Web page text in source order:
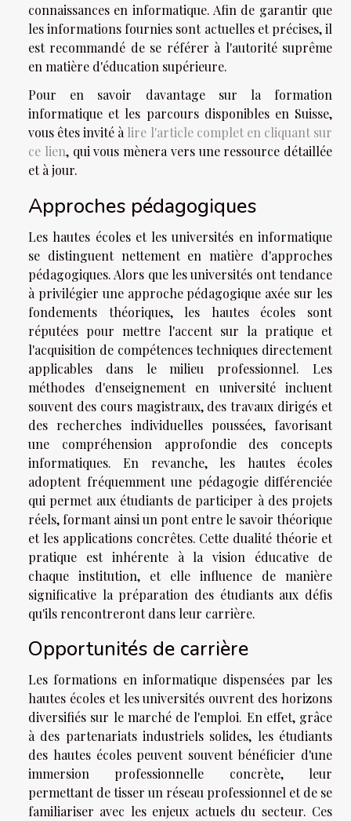
connaissances en informatique. Afin de garantir que
les informations fournies sont actuelles et précises, il
est recommandé de se référer à l'autorité suprême
en matière d'éducation supérieure.
Pour en savoir davantage sur la formation
informatique et les parcours disponibles en Suisse,
vous êtes invité à lire l'article complet en cliquant sur
ce lien, qui vous mènera vers une ressource détaillée
et à jour.
Approches pédagogiques
Les hautes écoles et les universités en informatique
se distinguent nettement en matière d'approches
pédagogiques. Alors que les universités ont tendance
à privilégier une approche pédagogique axée sur les
fondements théoriques, les hautes écoles sont
réputées pour mettre l'accent sur la pratique et
l'acquisition de compétences techniques directement
applicables dans le milieu professionnel. Les
méthodes d'enseignement en université incluent
souvent des cours magistraux, des travaux dirigés et
des recherches individuelles poussées, favorisant
une compréhension approfondie des concepts
informatiques. En revanche, les hautes écoles
adoptent fréquemment une pédagogie différenciée
qui permet aux étudiants de participer à des projets
réels, formant ainsi un pont entre le savoir théorique
et les applications concrêtes. Cette dualité théorie et
pratique est inhérente à la vision éducative de
chaque institution, et elle influence de manière
significative la préparation des étudiants aux défis
qu'ils rencontreront dans leur carrière.
Opportunités de carrière
Les formations en informatique dispensées par les
hautes écoles et les universités ouvrent des horizons
diversifiés sur le marché de l'emploi. En effet, grâce
à des partenariats industriels solides, les étudiants
des hautes écoles peuvent souvent bénéficier d'une
immersion professionnelle concrète, leur
permettant de tisser un réseau professionnel et de se
familiariser avec les enjeux actuels du secteur. Ces